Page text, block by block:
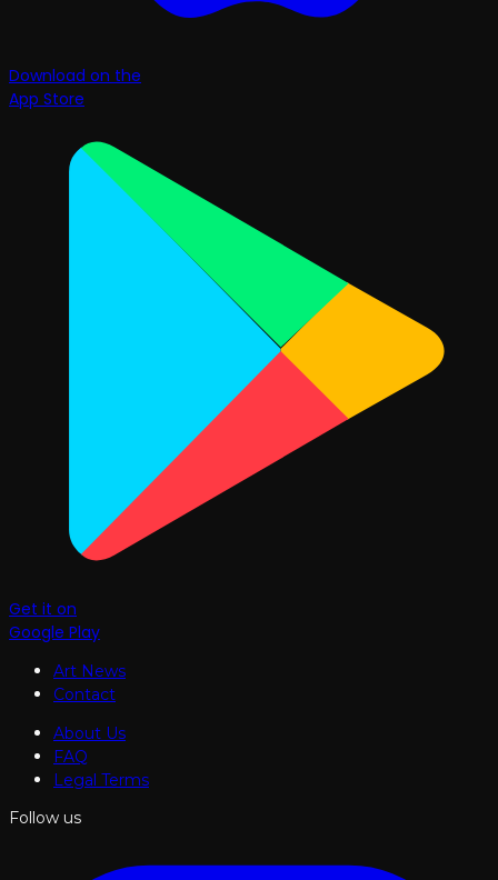
Download on the
App Store
Get it on
Google Play
Art News
Contact
About Us
FAQ
Legal Terms
Follow us